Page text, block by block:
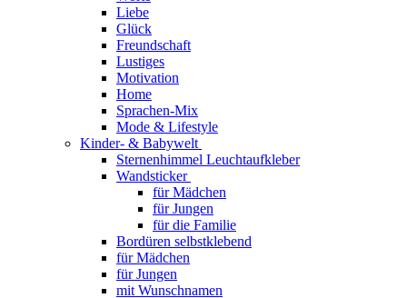
Liebe
Glück
Freundschaft
Lustiges
Motivation
Home
Sprachen-Mix
Mode & Lifestyle
Kinder- & Babywelt
Sternenhimmel Leuchtaufkleber
Wandsticker
für Mädchen
für Jungen
für die Familie
Bordüren selbstklebend
für Mädchen
für Jungen
mit Wunschnamen